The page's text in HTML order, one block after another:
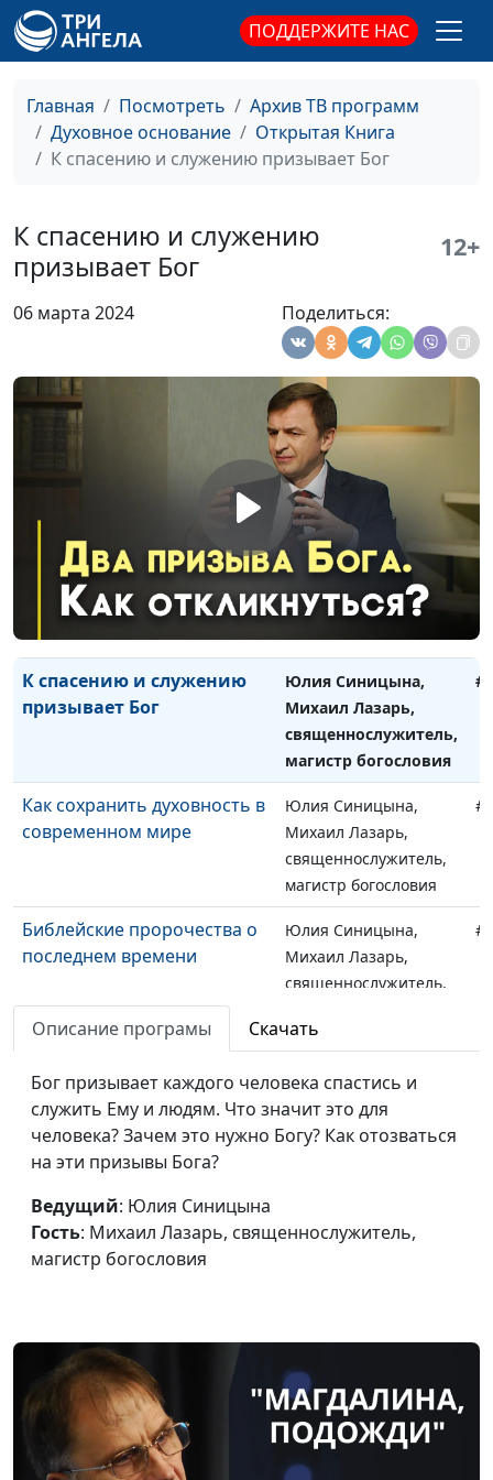
ПОДДЕРЖИТЕ НАС
Главная Посмотреть
Архив ТВ программ
Духовное основание
Открытая Книга
К спасению и служению призывает Бог
К спасению и служению
призывает Бог
12+
06 марта 2024 Поделиться:
священнослужитель
Эмоции и чувства в жизни
Юлия Синицына,
священнослужитель,
магистр богословия
священнослужитель,
Библия о семье: семья с
Юлия Синицына,
Михаил Лазарь,
священнослужитель,
магистр богословия
Пожертвования и десятина
Юлия Синицына,
Михаил Лазарь,
священнослужитель,
магистр богословия
Как христианину не
потерять себя в
современном мире
Юлия Синицына,
Михаил Лазарь,
священнослужитель,
магистр богословия
К спасению и служению
призывает Бог
Юлия Синицына,
Михаил Лазарь,
священнослужитель,
магистр богословия
Как сохранить духовность в
современном мире
Юлия Синицына,
Михаил Лазарь,
священнослужитель,
магистр богословия
Библейские пророчества о
последнем времени
Юлия Синицына,
Михаил Лазарь,
священнослужитель,
принципам неба
Юлия Синицына,
Михаил Лазарь,
священнослужитель,
магистр богословия
Как избежать лицемерия в
вере
священнослужитель,
магистр богословия
Радоваться ли
приближению конца света?
Юлия Синицына,
Михаил Лазарь,
Описание програмы Скачать
Бог призывает каждого человека спастись и
служить Ему и людям. Что значит это для
человека? Зачем это нужно Богу? Как отозваться
на эти призывы Бога?
Ведущий: Юлия Синицына
Гость: Михаил Лазарь, священнослужитель,
магистр богословия